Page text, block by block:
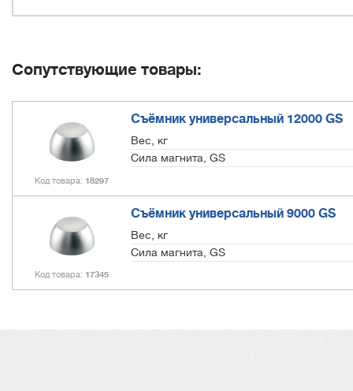
Сопутствующие товары:
Код товара 18297
Съёмник универсальный 12000 GS
Вес, кг
Сила магнита, GS
Код товара 17345
Съёмник универсальный 9000 GS
Вес, кг
Сила магнита, GS